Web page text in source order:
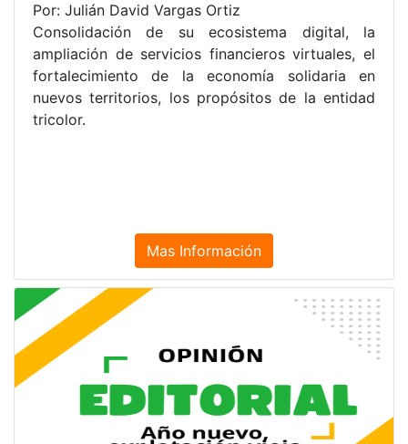
8:30 a.m. se cumplirá el Foro Comfamiliar del
Huila: reconstruir desde la solidaridad, análisis,
estrategias y desafíos para superar la crisis. Una
importante jornada académica promovida.
Mas Información